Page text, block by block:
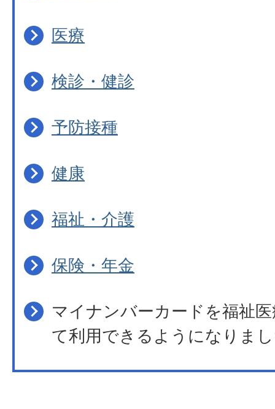
医療
検診・健診
予防接種
健康
福祉・介護
保険・年金
マイナンバーカードを福祉
て利用できるようになりま